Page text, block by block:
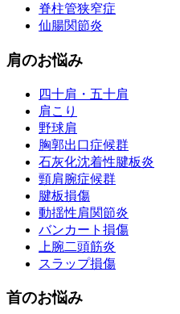
脊柱管狭窄症
仙腸関節炎
肩のお悩み
四十肩・五十肩
肩こり
野球肩
胸郭出口症候群
石灰化沈着性腱板炎
頸肩腕症候群
腱板損傷
動揺性肩関節炎
バンカート損傷
上腕二頭筋炎
スラップ損傷
首のお悩み